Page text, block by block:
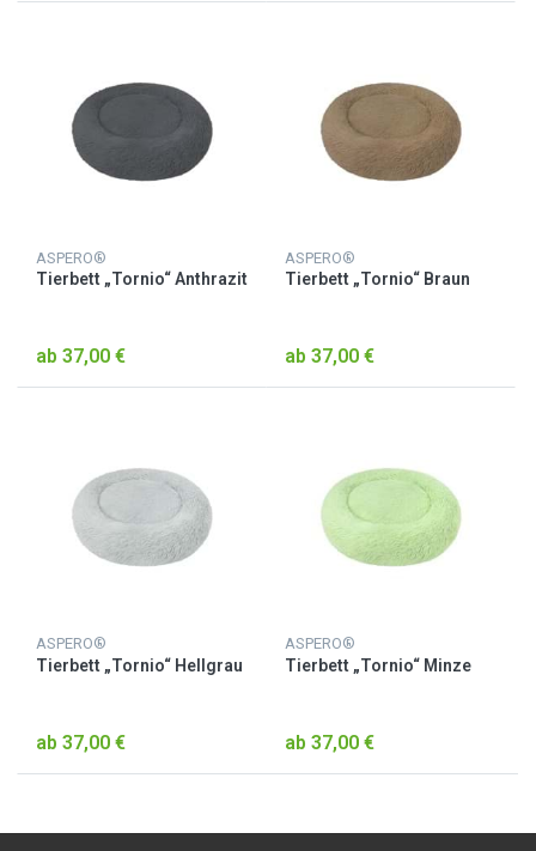
ASPERO®
Tierbett „Tornio“ Anthrazit
ab 37,00 €
ASPERO®
Tierbett „Tornio“ Braun
ab 37,00 €
ASPERO®
Tierbett „Tornio“ Hellgrau
ab 37,00 €
ASPERO®
Tierbett „Tornio“ Minze
ab 37,00 €